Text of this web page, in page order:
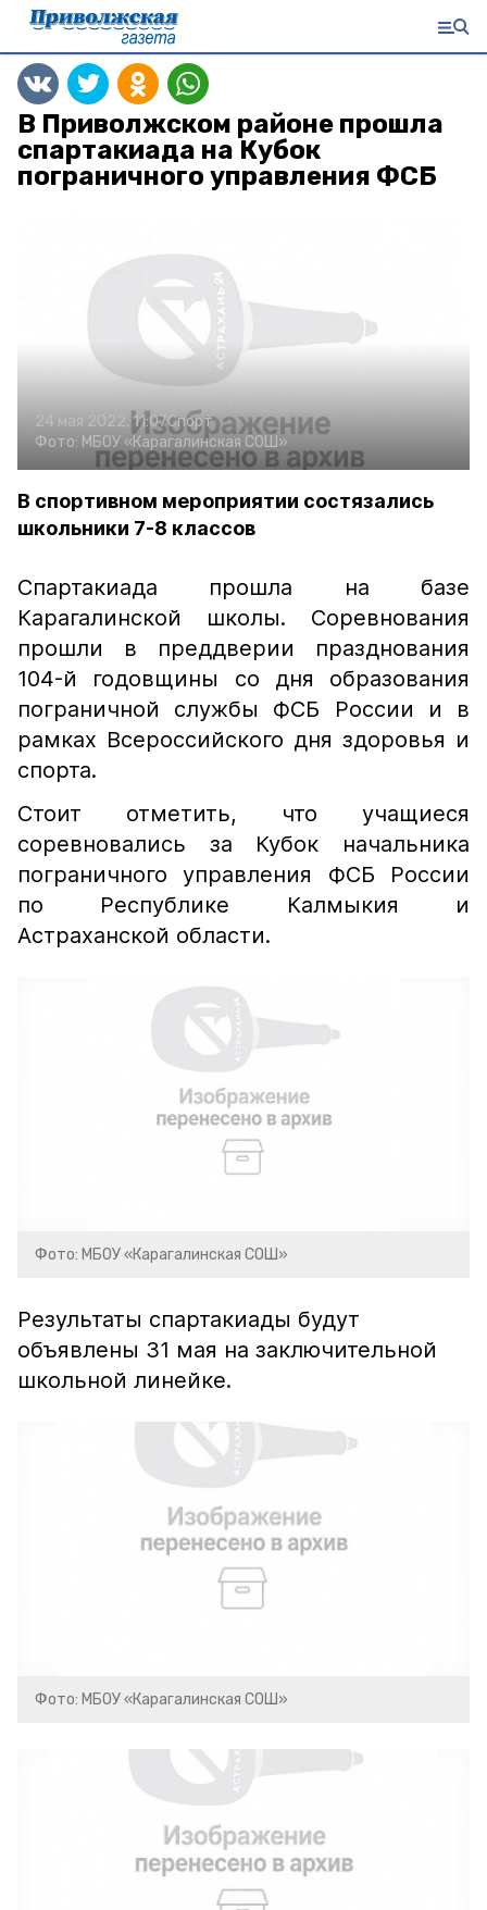
В Приволжском районе прошла
спартакиада на Кубок
пограничного управления ФСБ
24 мая 2022, 11:07Спорт
Фото: МБОУ «Карагалинская СОШ»
В спортивном мероприятии состязались
школьники 7-8 классов
Спартакиада прошла на базе
Карагалинской школы. Соревнования
прошли в преддверии празднования
104-й годовщины со дня образования
пограничной службы ФСБ России и в
рамках Всероссийского дня здоровья и
спорта.
Стоит отметить, что учащиеся
соревновались за Кубок начальника
пограничного управления ФСБ России
по Республике Калмыкия и
Астраханской области.
Фото: МБОУ «Карагалинская СОШ»
Результаты спартакиады будут
объявлены 31 мая на заключительной
школьной линейке.
Фото: МБОУ «Карагалинская СОШ»